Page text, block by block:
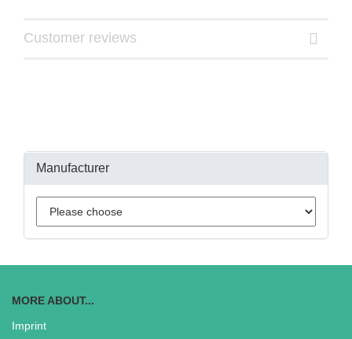
Customer reviews
Manufacturer
MORE ABOUT...
Imprint